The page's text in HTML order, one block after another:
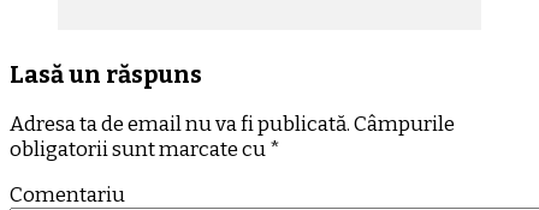
Lasă un răspuns
Adresa ta de email nu va fi publicată.Câmpurile
obligatorii sunt marcate cu*
Comentariu